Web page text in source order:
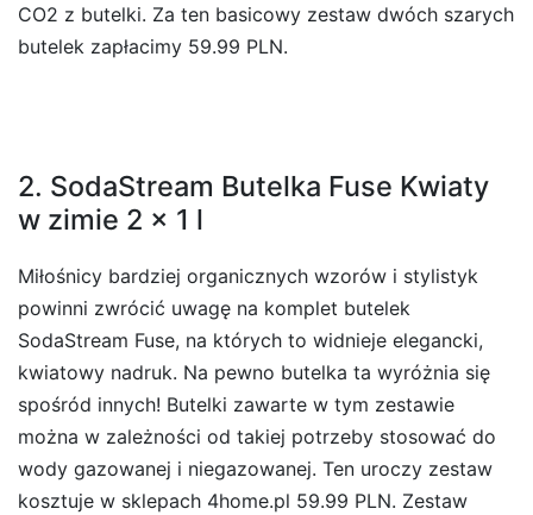
CO2 z butelki. Za ten basicowy zestaw dwóch szarych
butelek zapłacimy 59.99 PLN.
2. SodaStream Butelka Fuse Kwiaty
w zimie 2 x 1 l
Miłośnicy bardziej organicznych wzorów i stylistyk
powinni zwrócić uwagę na komplet butelek
SodaStream Fuse, na których to widnieje elegancki,
kwiatowy nadruk. Na pewno butelka ta wyróżnia się
spośród innych! Butelki zawarte w tym zestawie
można w zależności od takiej potrzeby stosować do
wody gazowanej i niegazowanej. Ten uroczy zestaw
kosztuje w sklepach 4home.pl 59.99 PLN. Zestaw